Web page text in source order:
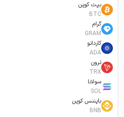
بیت کوین
BTC
گرام
GRAM
کاردانو
ADA
ترون
TRX
سولانا
SOL
بایننس کوین
BNB